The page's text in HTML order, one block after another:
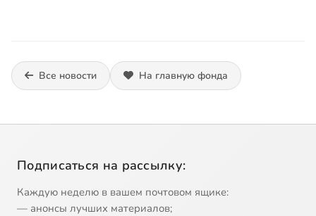
Все новости На главную фонда
Подписаться на рассылку:
Каждую неделю в вашем почтовом ящике:
— анонсы лучших материалов;